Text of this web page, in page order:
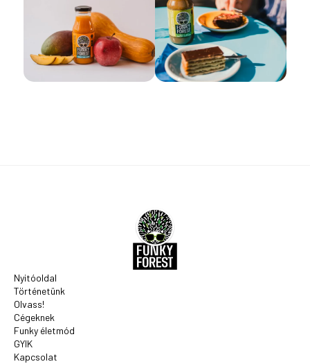
Nyitóoldal
Történetünk
Olvass!
Cégeknek
Funky életmód
GYIK
Kapcsolat